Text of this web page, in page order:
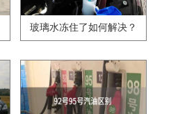
玻璃水冻住了如何解决？